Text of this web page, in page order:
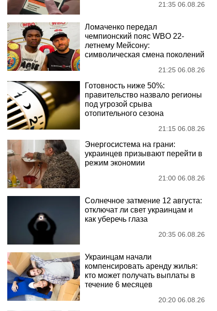
21:35 06.08.26
Ломаченко передал
чемпионский пояс WBO 22-
летнему Мейсону:
символическая смена поколений
21:25 06.08.26
Готовность ниже 50%:
правительство назвало регионы
под угрозой срыва
отопительного сезона
21:15 06.08.26
Энергосистема на грани:
украинцев призывают перейти в
режим экономии
21:00 06.08.26
Солнечное затмение 12 августа:
отключат ли свет украинцам и
как уберечь глаза
20:35 06.08.26
Украинцам начали
компенсировать аренду жилья:
кто может получать выплаты в
течение 6 месяцев
20:20 06.08.26